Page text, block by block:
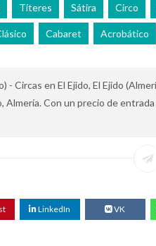
Títeres Sátira Circo
Cabaret Acrobático
Circas en El Ejido, El Ejido
Almería. Con un precio de
LinkedIn VK